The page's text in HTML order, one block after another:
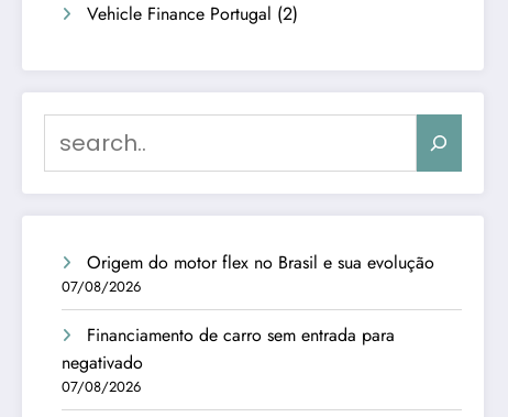
Vehicle Finance Portugal (2)
Origem do motor flex no Brasil e sua evolução
07/08/2026
Financiamento de carro sem entrada para
negativado
07/08/2026